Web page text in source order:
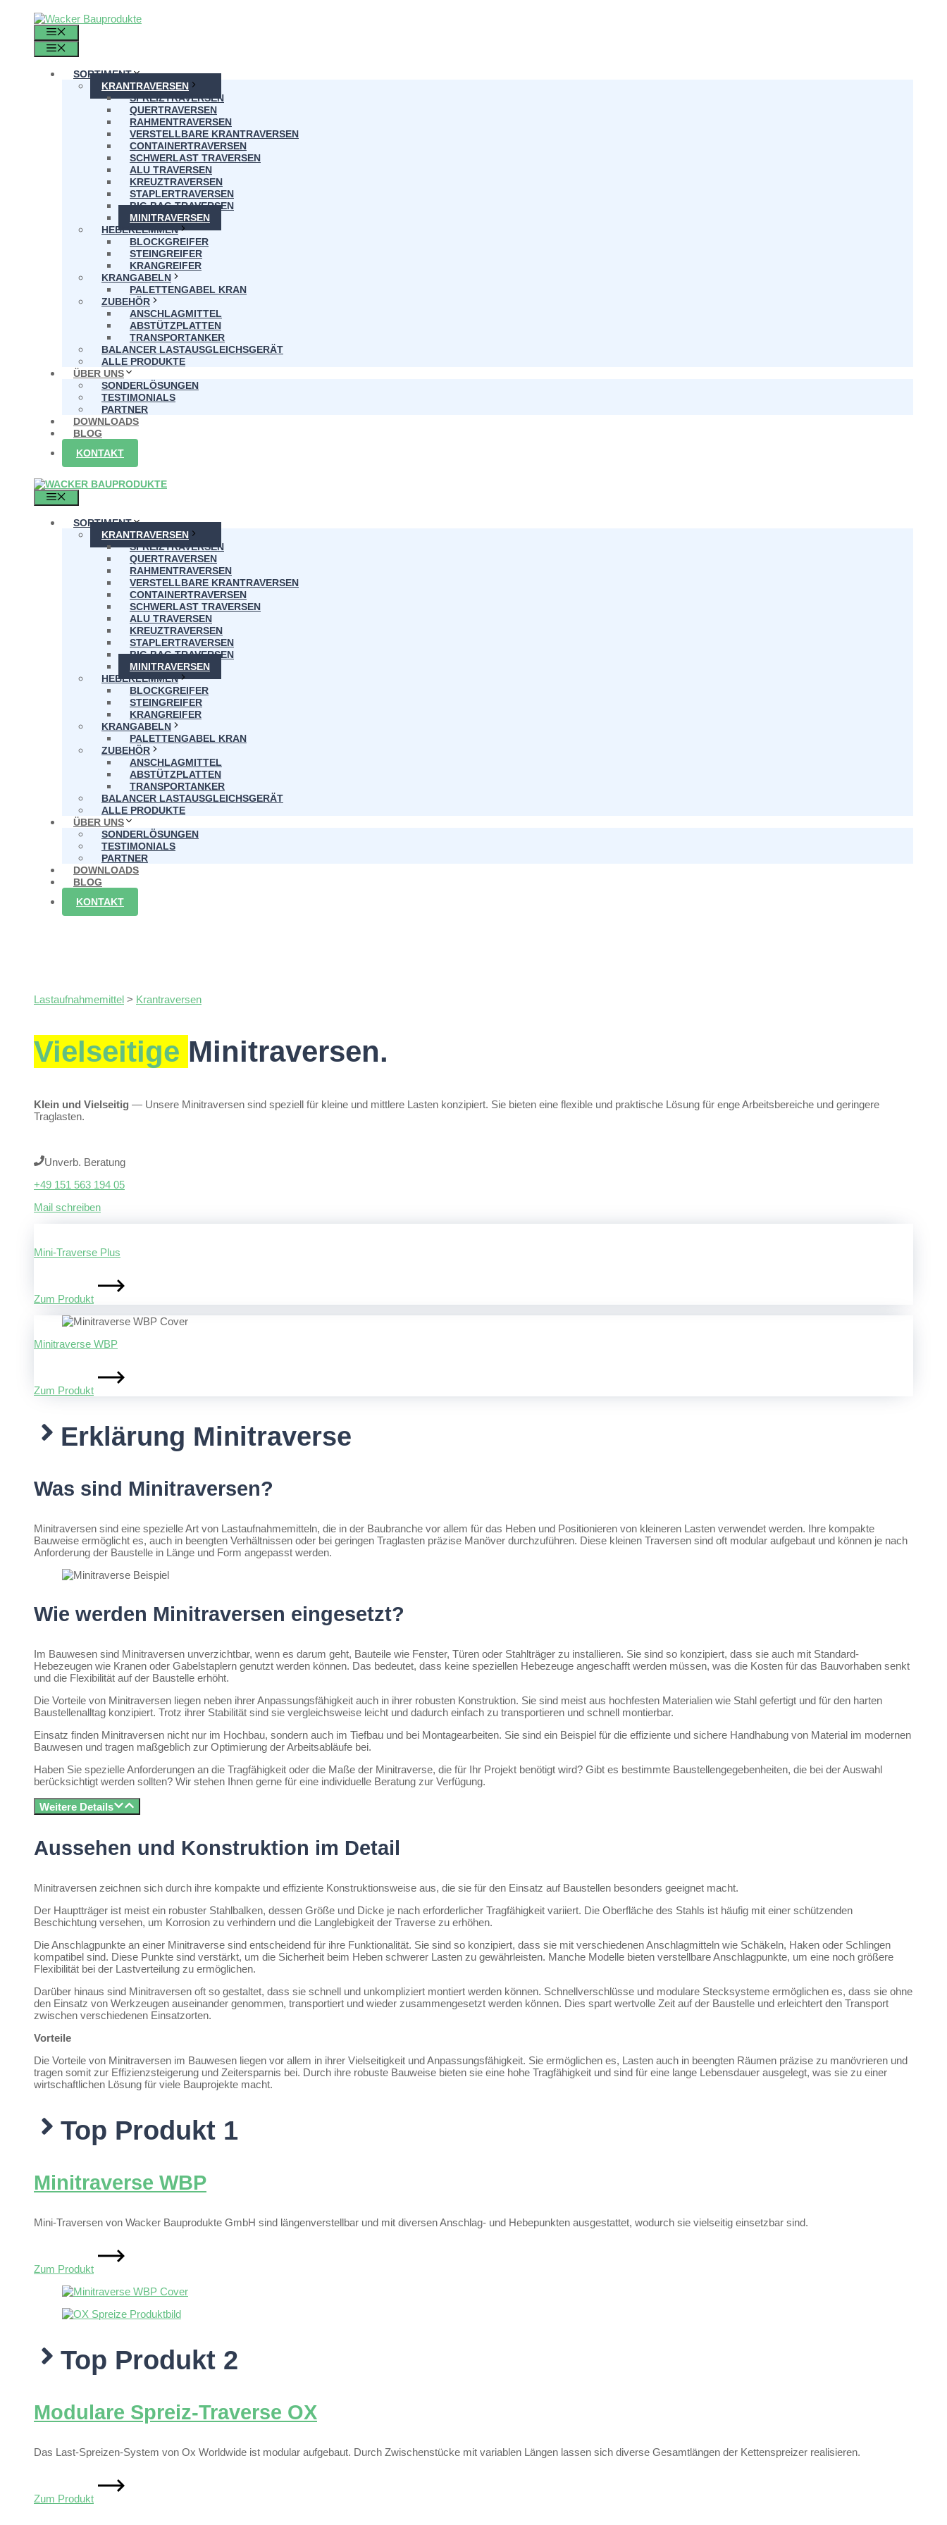
SORTIMENT
KRANTRAVERSEN
SPREIZTRAVERSEN
QUERTRAVERSEN
RAHMENTRAVERSEN
VERSTELLBARE KRANTRAVERSEN
CONTAINERTRAVERSEN
SCHWERLAST TRAVERSEN
ALU TRAVERSEN
KREUZTRAVERSEN
STAPLERTRAVERSEN
BIG BAG TRAVERSEN
MINITRAVERSEN
HEBEKLEMMEN
BLOCKGREIFER
STEINGREIFER
KRANGREIFER
KRANGABELN
PALETTENGABEL KRAN
ZUBEHÖR
ANSCHLAGMITTEL
ABSTÜTZPLATTEN
TRANSPORTANKER
BALANCER LASTAUSGLEICHSGERÄT
ALLE PRODUKTE
ÜBER UNS
SONDERLÖSUNGEN
TESTIMONIALS
PARTNER
DOWNLOADS
BLOG
KONTAKT
SORTIMENT
KRANTRAVERSEN
SPREIZTRAVERSEN
QUERTRAVERSEN
RAHMENTRAVERSEN
VERSTELLBARE KRANTRAVERSEN
CONTAINERTRAVERSEN
SCHWERLAST TRAVERSEN
ALU TRAVERSEN
KREUZTRAVERSEN
STAPLERTRAVERSEN
BIG BAG TRAVERSEN
MINITRAVERSEN
HEBEKLEMMEN
BLOCKGREIFER
STEINGREIFER
KRANGREIFER
KRANGABELN
PALETTENGABEL KRAN
ZUBEHÖR
ANSCHLAGMITTEL
ABSTÜTZPLATTEN
TRANSPORTANKER
BALANCER LASTAUSGLEICHSGERÄT
ALLE PRODUKTE
ÜBER UNS
SONDERLÖSUNGEN
TESTIMONIALS
PARTNER
DOWNLOADS
BLOG
KONTAKT
Lastaufnahmemittel > Krantraversen
Vielseitige Minitraversen.
Klein und Vielseitig — Unsere Minitraversen sind speziell für kleine und mittlere Lasten konzipiert. Sie bieten eine flexible und praktische Lösung für enge Arbeitsbereiche und geringere
Traglasten.
Unverb. Beratung
+49 151 563 194 05
Mail schreiben
Mini-Traverse Plus
Zum Produkt
Minitraverse WBP
Zum Produkt
Erklärung Minitraverse
Was sind Minitraversen?
Minitraversen sind eine spezielle Art von Lastaufnahmemitteln, die in der Baubranche vor allem für das Heben und Positionieren von kleineren Lasten verwendet werden. Ihre kompakte
Bauweise ermöglicht es, auch in beengten Verhältnissen oder bei geringen Traglasten präzise Manöver durchzuführen. Diese kleinen Traversen sind oft modular aufgebaut und können je nach
Anforderung der Baustelle in Länge und Form angepasst werden.
Wie werden Minitraversen eingesetzt?
Im Bauwesen sind Minitraversen unverzichtbar, wenn es darum geht, Bauteile wie Fenster, Türen oder Stahlträger zu installieren. Sie sind so konzipiert, dass sie auch mit Standard-
Hebezeugen wie Kranen oder Gabelstaplern genutzt werden können. Das bedeutet, dass keine speziellen Hebezeuge angeschafft werden müssen, was die Kosten für das Bauvorhaben senkt
und die Flexibilität auf der Baustelle erhöht.
Die Vorteile von Minitraversen liegen neben ihrer Anpassungsfähigkeit auch in ihrer robusten Konstruktion. Sie sind meist aus hochfesten Materialien wie Stahl gefertigt und für den harten
Baustellenalltag konzipiert. Trotz ihrer Stabilität sind sie vergleichsweise leicht und dadurch einfach zu transportieren und schnell montierbar.
Einsatz finden Minitraversen nicht nur im Hochbau, sondern auch im Tiefbau und bei Montagearbeiten. Sie sind ein Beispiel für die effiziente und sichere Handhabung von Material im modernen
Bauwesen und tragen maßgeblich zur Optimierung der Arbeitsabläufe bei.
Haben Sie spezielle Anforderungen an die Tragfähigkeit oder die Maße der Minitraverse, die für Ihr Projekt benötigt wird? Gibt es bestimmte Baustellengegebenheiten, die bei der Auswahl
berücksichtigt werden sollten? Wir stehen Ihnen gerne für eine individuelle Beratung zur Verfügung.
Weitere Details
Aussehen und Konstruktion im Detail
Minitraversen zeichnen sich durch ihre kompakte und effiziente Konstruktionsweise aus, die sie für den Einsatz auf Baustellen besonders geeignet macht.
Der Hauptträger ist meist ein robuster Stahlbalken, dessen Größe und Dicke je nach erforderlicher Tragfähigkeit variiert. Die Oberfläche des Stahls ist häufig mit einer schützenden
Beschichtung versehen, um Korrosion zu verhindern und die Langlebigkeit der Traverse zu erhöhen.
Die Anschlagpunkte an einer Minitraverse sind entscheidend für ihre Funktionalität. Sie sind so konzipiert, dass sie mit verschiedenen Anschlagmitteln wie Schäkeln, Haken oder Schlingen
kompatibel sind. Diese Punkte sind verstärkt, um die Sicherheit beim Heben schwerer Lasten zu gewährleisten. Manche Modelle bieten verstellbare Anschlagpunkte, um eine noch größere
Flexibilität bei der Lastverteilung zu ermöglichen.
Darüber hinaus sind Minitraversen oft so gestaltet, dass sie schnell und unkompliziert montiert werden können. Schnellverschlüsse und modulare Stecksysteme ermöglichen es, dass sie ohne
den Einsatz von Werkzeugen auseinander genommen, transportiert und wieder zusammengesetzt werden können. Dies spart wertvolle Zeit auf der Baustelle und erleichtert den Transport
zwischen verschiedenen Einsatzorten.
Vorteile
Die Vorteile von Minitraversen im Bauwesen liegen vor allem in ihrer Vielseitigkeit und Anpassungsfähigkeit. Sie ermöglichen es, Lasten auch in beengten Räumen präzise zu manövrieren und
tragen somit zur Effizienzsteigerung und Zeitersparnis bei. Durch ihre robuste Bauweise bieten sie eine hohe Tragfähigkeit und sind für eine lange Lebensdauer ausgelegt, was sie zu einer
wirtschaftlichen Lösung für viele Bauprojekte macht.
Top Produkt 1
Minitraverse WBP
Mini-Traversen von Wacker Bauprodukte GmbH sind längenverstellbar und mit diversen Anschlag- und Hebepunkten ausgestattet, wodurch sie vielseitig einsetzbar sind.
Zum Produkt
Top Produkt 2
Modulare Spreiz-Traverse OX
Das Last-Spreizen-System von Ox Worldwide ist modular aufgebaut. Durch Zwischenstücke mit variablen Längen lassen sich diverse Gesamtlängen der Kettenspreizer realisieren.
Zum Produkt